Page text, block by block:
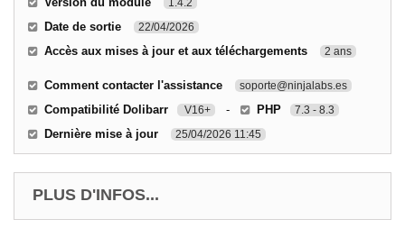
1.4.2
Date de sortie 22/04/2026
Accès aux mises à jour et aux téléchargements 2 ans
Comment contacter l'assistance soporte@ninjalabs.es
Compatibilité Dolibarr V16+ - PHP 7.3 - 8.3
Dernière mise à jour 25/04/2026 11:45
PLUS D'INFOS...